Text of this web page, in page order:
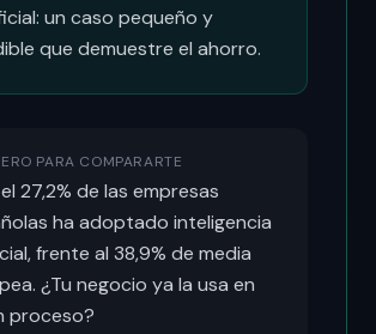
un caso pequeño y
que demuestre el ahorro.
PARA COMPARARTE
27,2% de las empresas
ha adoptado inteligencia
frente al 38,9% de media
¿Tu negocio ya la usa en
proceso?